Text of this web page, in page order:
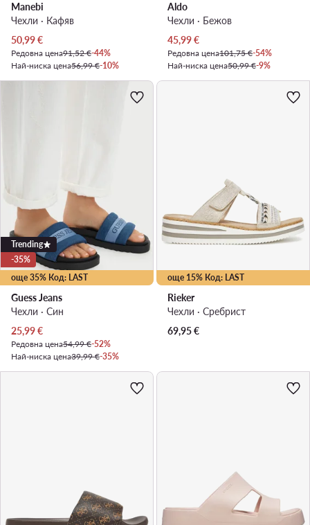
Manebi
Чехли · Кафяв
Актуална цена
50,99€
Редовна цена91,52 €-44%
Най-ниска цена56,99 €-10%
Aldo
Чехли · Бежов
Актуална цена
45,99€
Редовна цена101,75 €-54%
Най-ниска цена50,99 €-9%
още 35% Код: LAST
Trending
-35%
Guess Jeans
Чехли · Син
Актуална цена
25,99€
Редовна цена54,99 €-52%
Най-ниска цена39,99 €-35%
още 15% Код: LAST
Rieker
Чехли · Сребрист
69,95€